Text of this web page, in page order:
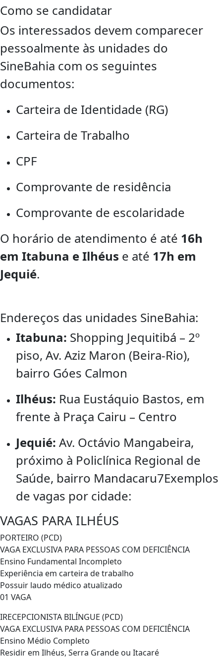
Como se candidatar
Os interessados devem comparecer
pessoalmente às unidades do
SineBahia com os seguintes
documentos:
Carteira de Identidade (RG)
Carteira de Trabalho
CPF
Comprovante de residência
Comprovante de escolaridade
O horário de atendimento é até 16h
em Itabuna e Ilhéus e até 17h em
Jequié.
Endereços das unidades SineBahia:
Itabuna: Shopping Jequitibá – 2º
piso, Av. Aziz Maron (Beira-Rio),
bairro Góes Calmon
Ilhéus: Rua Eustáquio Bastos, em
frente à Praça Cairu – Centro
Jequié: Av. Octávio Mangabeira,
próximo à Policlínica Regional de
Saúde, bairro Mandacaru7Exemplos
de vagas por cidade:
VAGAS PARA ILHÉUS
PORTEIRO (PCD)
VAGA EXCLUSIVA PARA PESSOAS COM DEFICIÊNCIA
Ensino Fundamental Incompleto
Experiência em carteira de trabalho
Possuir laudo médico atualizado
01 VAGA
IRECEPCIONISTA BILÍNGUE (PCD)
VAGA EXCLUSIVA PARA PESSOAS COM DEFICIÊNCIA
Ensino Médio Completo
Residir em Ilhéus, Serra Grande ou Itacaré